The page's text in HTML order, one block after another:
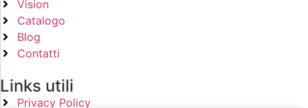
Vision
Catalogo
Blog
Contatti
Links utili
Privacy Policy